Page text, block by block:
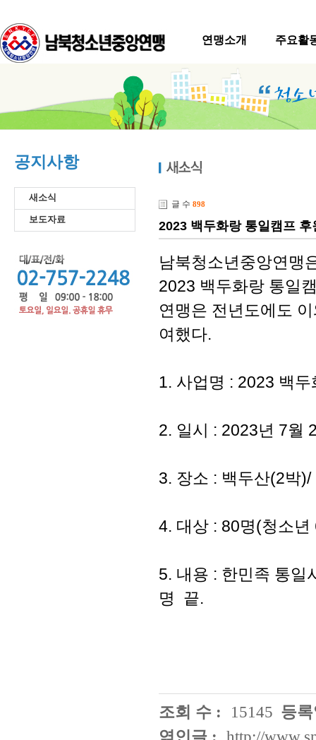
연맹소개 주요활
공지사항
새소식
보도자료
글 수 898
2023 백두화랑 통일캠프
남북청소년중앙연맹
2023 백두화랑 통일
연맹은 전년도에도
여했다.
1. 사업명 : 2023 백
2. 일시 : 2023년 7월
3. 장소 : 백두산(2박
4. 대상 : 80명(청소
5. 내용 : 한민족 통일
명 끝.
조회 수 : 15145 등